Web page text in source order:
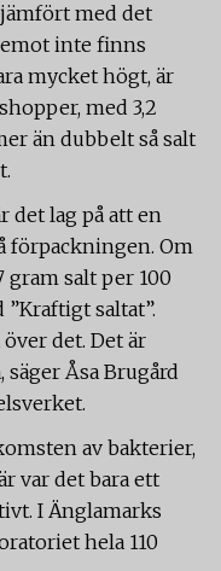
med det
inte finns
mycket högt, är
med 3,2
än dubbelt så salt
det lag på att en
förpackningen. Om
salt per 100
”Kraftigt saltat”.
det. Det är
Åsa Brugård
av bakterier,
var det bara ett
I Änglamarks
hela 110